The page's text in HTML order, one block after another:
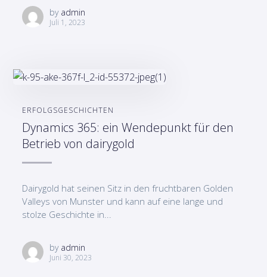
by admin
Juli 1, 2023
ERFOLGSGESCHICHTEN
Dynamics 365: ein Wendepunkt für den
Betrieb von dairygold
Dairygold hat seinen Sitz in den fruchtbaren Golden
Valleys von Munster und kann auf eine lange und
stolze Geschichte in...
by admin
Juni 30, 2023